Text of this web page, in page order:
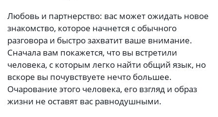
Любовь и партнерство: вас может ожидать новое
знакомство, которое начнется с обычного
разговора и быстро захватит ваше внимание.
Сначала вам покажется, что вы встретили
человека, с которым легко найти общий язык, но
вскоре вы почувствуете нечто большее.
Очарование этого человека, его взгляд и образ
жизни не оставят вас равнодушными.